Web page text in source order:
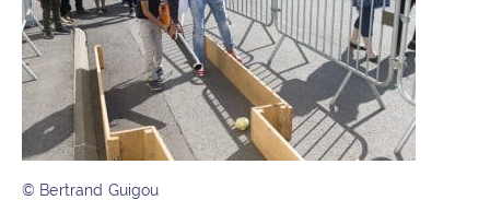
© Bertrand Guigou